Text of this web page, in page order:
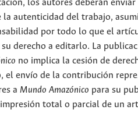
los autores deberán enviar
la autenticidad del trabajo,
por todo lo que el
derecho a editarlo. La
no implica la cesión de
el envío de la contribución
a Mundo Amazónico para su
total o parcial de un